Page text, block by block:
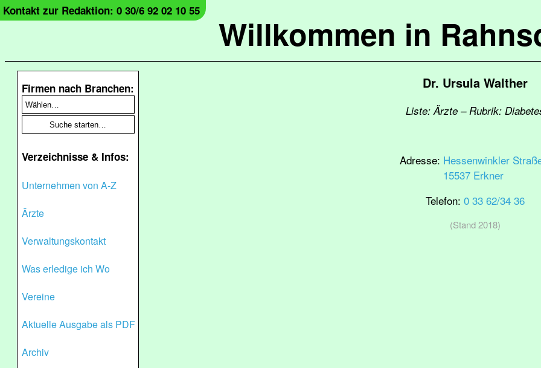
Willkommen in
Kontakt zur Redaktion: 0 30/6 92 02 10 55
Firmen nach Branchen:
Verzeichnisse & Infos:
Unternehmen von A-Z
Ärzte
Verwaltungskontakt
Was erledige ich Wo
Vereine
Aktuelle Ausgabe als PDF
Archiv
Dr. Ursula Walther
Liste: Ärzte – Rubrik:
Adresse: Hessenwinkler
15537 Erkner
Telefon: 0 33 62/34 36
(Stand 2018)